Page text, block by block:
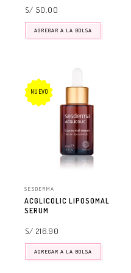
S/ 50.00
AGREGAR A LA BOLSA
NUEVO
SESDERMA
ACGLICOLIC LIPOSOMAL
SERUM
S/ 216.90
AGREGAR A LA BOLSA